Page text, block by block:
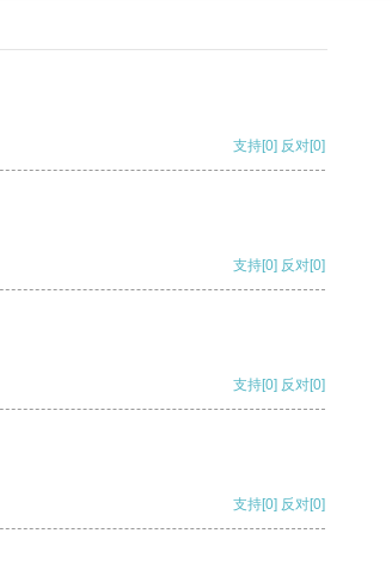
支持[0] 反对[0]
支持[0] 反对[0]
支持[0] 反对[0]
支持[0] 反对[0]